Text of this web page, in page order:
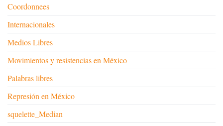
Coordonnees
Internacionales
Medios Libres
Movimientos y resistencias en México
Palabras libres
Represión en México
squelette_Median